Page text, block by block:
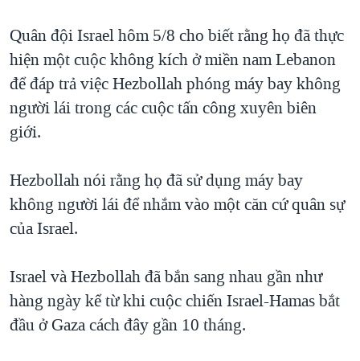
Quân đội Israel hôm 5/8 cho biết rằng họ đã thực
hiện một cuộc không kích ở miền nam Lebanon
để đáp trả việc Hezbollah phóng máy bay không
người lái trong các cuộc tấn công xuyên biên
giới.
Hezbollah nói rằng họ đã sử dụng máy bay
không người lái để nhắm vào một căn cứ quân sự
của Israel.
Israel và Hezbollah đã bắn sang nhau gần như
hàng ngày kể từ khi cuộc chiến Israel-Hamas bắt
đầu ở Gaza cách đây gần 10 tháng.